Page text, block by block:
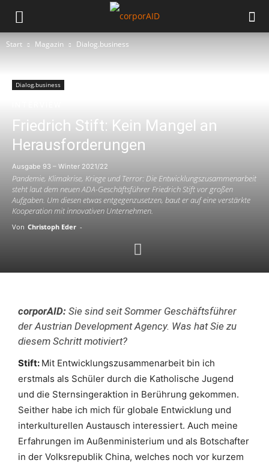
Start Magazin Dialog.business
Dialog.business
Friedrich Stift: Kein Mangel an
Herausforderungen
Ausgabe 93 – Winter 2021/22
Pandemie, Klimakrise, Kriege und Terror: Die Entwicklungszusammenarbeit
steht laut dem neuen ADA-Geschäftsführer Friedrich Stift vor großen
Aufgaben. Um diesen etwas entgegenzusetzen, baut er auf eine verstärkte
Kooperation mit innovativen Unternehmen.
Von Christoph Eder -
corporAID: Sie sind seit Sommer Geschäftsführer
der Austrian Development Agency. Was hat Sie zu
diesem Schritt motiviert?
Stift: Mit Entwicklungszusammenarbeit bin ich
erstmals als Schüler durch die Katholische Jugend
und die Sternsingeraktion in Berührung gekommen.
Seither habe ich mich für globale Entwicklung und
interkulturellen Austausch interessiert. Auch meine
Erfahrungen im Außenministerium und als Botschafter
in der Volksrepublik China, welches noch vor kurzem